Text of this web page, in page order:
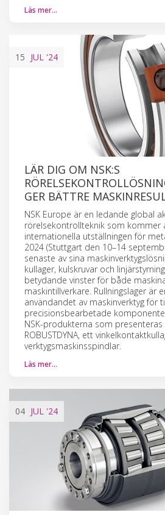
Läs mer…
15 JUL '24
LÄR DIG OM NSK:S
GER BÄTTRE
NSK Europe är en ledande global
rörelsekontrollteknik som kommer
internationella utställningen för
2024 (Stuttgart den 10–14
senaste av sina
kullager, kulskruvar och
betydande vinster för både
maskintillverkare. Rullningslager är
användandet av maskinverktyg för
precisionsbearbetade
NSK-produkterna som presenteras
ROBUSTDYNA, ett
verktygsmaskinsspindlar.
Läs mer…
04 JUL '24